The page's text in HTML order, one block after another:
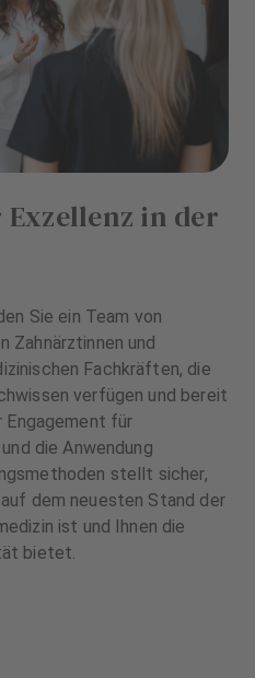
in der
Sie ein Team von
Zahnärztinnen und
Fachkräften, die
verfügen und bereit
Engagement für
die Anwendung
stellt sicher,
dem neuesten Stand der
ist und Ihnen die
bietet.